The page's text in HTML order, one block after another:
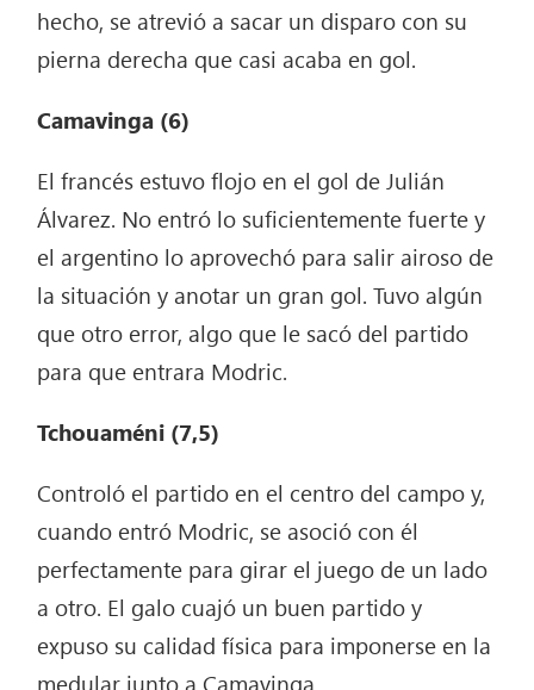
hecho, se atrevió a sacar un disparo con su
pierna derecha que casi acaba en gol.
Camavinga (6)
El francés estuvo flojo en el gol de Julián
Álvarez. No entró lo suficientemente fuerte y
el argentino lo aprovechó para salir airoso de
la situación y anotar un gran gol. Tuvo algún
que otro error, algo que le sacó del partido
para que entrara Modric.
Tchouaméni (7,5)
Controló el partido en el centro del campo y,
cuando entró Modric, se asoció con él
perfectamente para girar el juego de un lado
a otro. El galo cuajó un buen partido y
expuso su calidad física para imponerse en la
medular junto a Camavinga.